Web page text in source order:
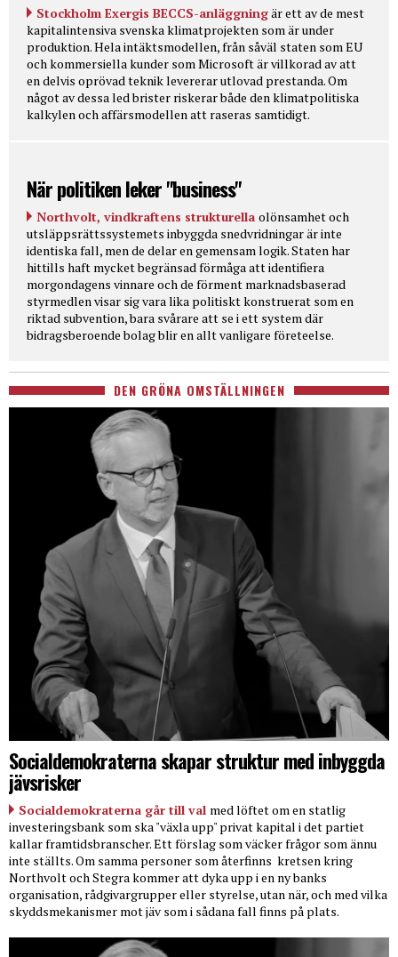
Stockholm Exergis BECCS-anläggningär ett av de mest
kapitalintensiva svenska klimatprojekten som är under
produktion. Hela intäktsmodellen, från såväl staten som EU
och kommersiella kunder som Microsoft är villkorad av att
en delvis oprövad teknik levererar utlovad prestanda. Om
något av dessa led brister riskerar både den klimatpolitiska
kalkylen och affärsmodellen att raseras samtidigt.
När politiken leker "business"
Northvolt, vindkraftens strukturella olönsamhet och
utsläppsrättssystemets inbyggda snedvridningar är inte
identiska fall, men de delar en gemensam logik. Staten har
hittills haft mycket begränsad förmåga att identifiera
morgondagens vinnare och de förment marknadsbaserad
styrmedlen visar sig vara lika politiskt konstruerat som en
riktad subvention, bara svårare att se i ett system där
bidragsberoende bolag blir en allt vanligare företeelse.
DEN GRÖNA OMSTÄLLNINGEN
Socialdemokraterna skapar struktur med inbyggda
jävsrisker
Socialdemokraterna går till val med löftet om en statlig
investeringsbank som ska "växla upp" privat kapital i det partiet
kallar framtidsbranscher. Ett förslag som väcker frågor som ännu
inte ställts. Om samma personer som återfinns kretsen kring
Northvolt och Stegra kommer att dyka upp i en ny banks
organisation, rådgivargrupper eller styrelse, utan när, och med vilka
skyddsmekanismer mot jäv som i sådana fall finns på plats.